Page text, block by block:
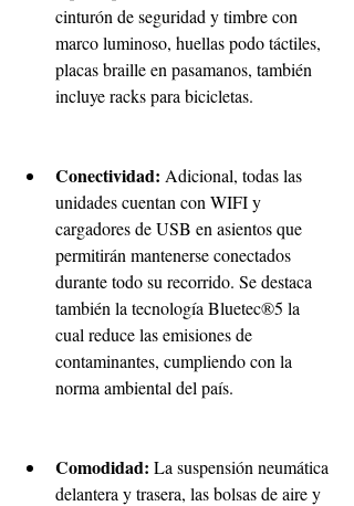
cinturón de seguridad y timbre con
marco luminoso, huellas podo táctiles,
placas braille en pasamanos, también
incluye racks para bicicletas.
Conectividad: Adicional, todas las
unidades cuentan con WIFI y
cargadores de USB en asientos que
permitirán mantenerse conectados
durante todo su recorrido. Se destaca
también la tecnología Bluetec®5 la
cual reduce las emisiones de
contaminantes, cumpliendo con la
norma ambiental del país.
Comodidad: La suspensión neumática
delantera y trasera, las bolsas de aire y